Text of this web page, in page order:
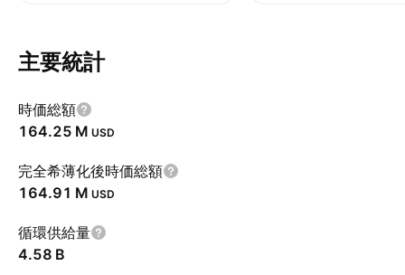
主要統計
時価総額
‪164.25 M‬ USD
完全希薄化後時価総額
‪164.91 M‬ USD
循環供給量
‪4.58 B‬